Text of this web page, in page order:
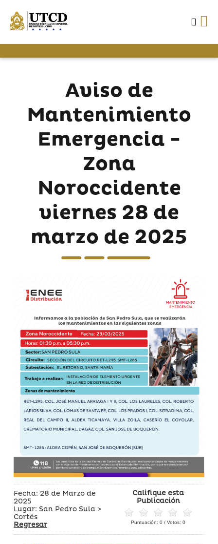
Aviso de
Mantenimiento
Emergencia -
Zona
Noroccidente
viernes 28 de
marzo de 2025
Fecha: 28 de Marzo de
2025
Lugar: San Pedro Sula >
Cortés
Regresar
Califique esta
Publicación
Puntuación: 0 / Votos: 0